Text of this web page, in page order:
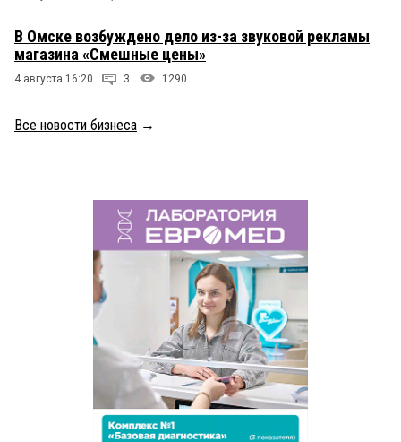
В Омске возбуждено дело из-за звуковой рекламы
магазина «Смешные цены»
4 августа 16:20 3 1290
Все новости бизнеса →